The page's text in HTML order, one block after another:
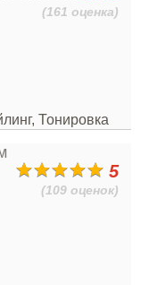
(161 оценка)
Тонировка
5
(109 оценок)